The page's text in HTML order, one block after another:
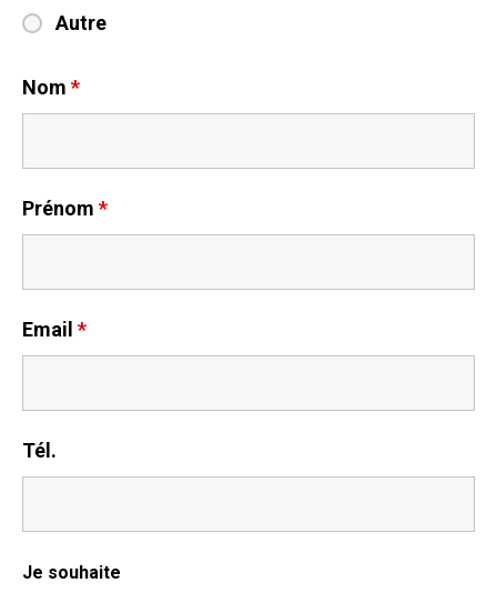
Autre
Nom *
Prénom *
Email *
Tél.
Je souhaite